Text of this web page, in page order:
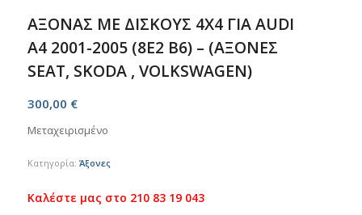
ΑΞΟΝΑΣ ΜΕ ΔΙΣΚΟΥΣ 4X4 ΓΙΑ AUDI
A4 2001-2005 (8E2 B6) – (ΑΞΟΝΕΣ
SEAT, SKODA , VOLKSWAGEN)
300,00 €
Μεταχειρισμένο
Κατηγορία: Άξονες